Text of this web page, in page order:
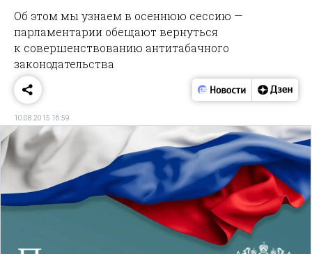
Об этом мы узнаем в осеннюю сессию —
парламентарии обещают вернуться
к совершенствованию антитабачного
законодательства
10.08.2015 16:59